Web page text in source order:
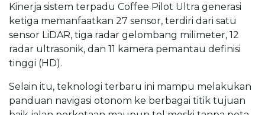
Kinerja sistem terpadu Coffee Pilot Ultra generasi
ketiga memanfaatkan 27 sensor, terdiri dari satu
sensor LiDAR, tiga radar gelombang milimeter, 12
radar ultrasonik, dan 11 kamera pemantau definisi
tinggi (HD).
Selain itu, teknologi terbaru ini mampu melakukan
panduan navigasi otonom ke berbagai titik tujuan